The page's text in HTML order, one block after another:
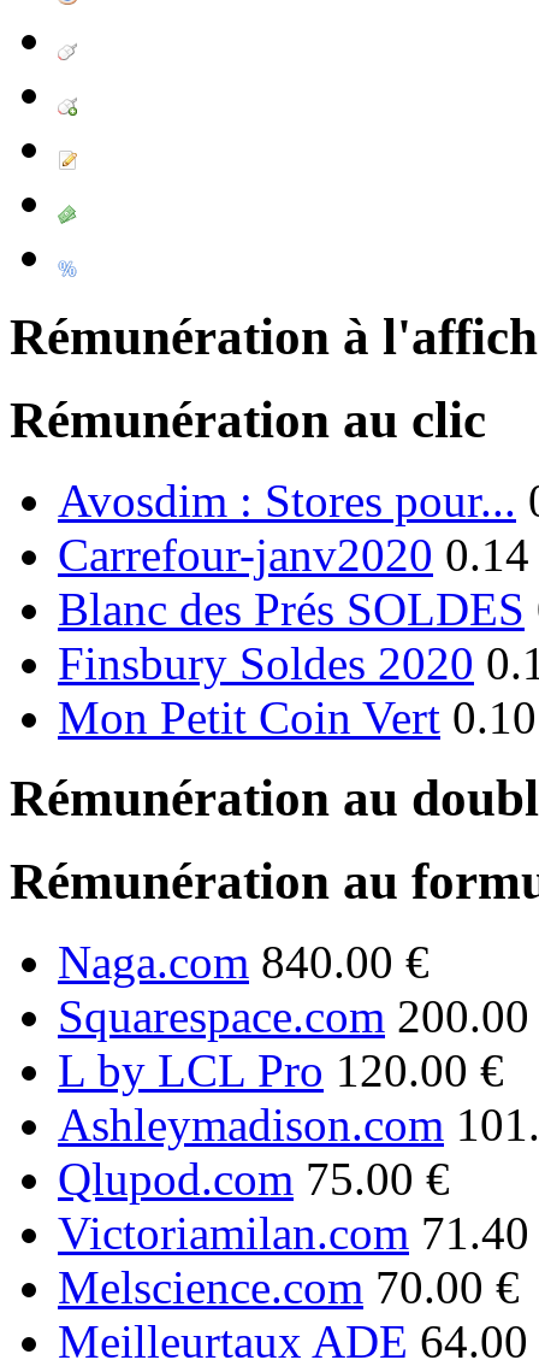
Rémunération à
Rémunération au clic
Avosdim : Stores pour...
Carrefour-janv2020
Blanc des Prés SOLDES
Finsbury Soldes 2020
Mon Petit Coin Vert
Rémunération au
Rémunération au
Naga.com 840.00 €
Squarespace.com
L by LCL Pro 120.00 €
Ashleymadison.com
Qlupod.com 75.00 €
Victoriamilan.com
Melscience.com 70.00 €
Meilleurtaux ADE 64.00